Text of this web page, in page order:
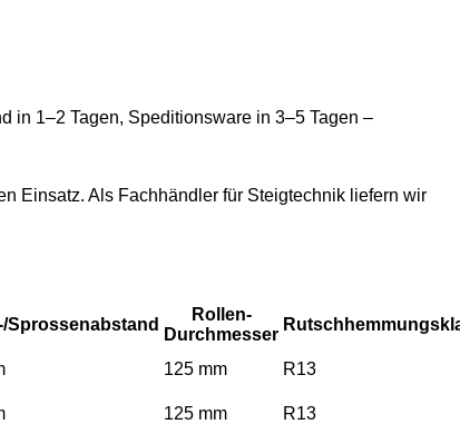
in 1–2 Tagen, Speditionsware in 3–5 Tagen –
Einsatz. Als Fachhändler für Steigtechnik liefern wir
Sprossenabstand
Rollen-
Durchmesser
125 mm R13
125 mm R13